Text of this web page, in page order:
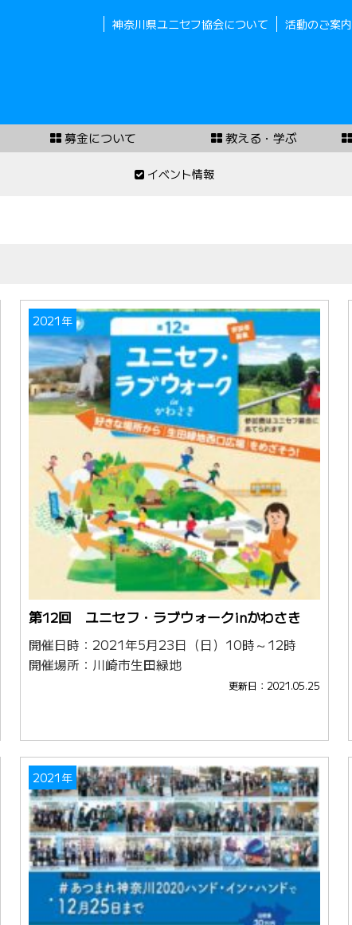
神奈川県ユニセフ協会について 活動のご案内
募金について 教える・学ぶ
イベント情報
2021年
第12回 ユニセフ・ラブウォークinかわさき
開催日時：2021年5月23日（日）10時～12時
開催場所：川崎市生田緑地
更新日：2021.05.25
2021年